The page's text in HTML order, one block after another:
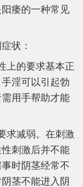
痿的一种常见
状：
上的要求基本正
淫可以引起勃
用手帮助才能
求减弱。在刺激
刺激后并不能
时阴茎经常不
茎不能进入阴